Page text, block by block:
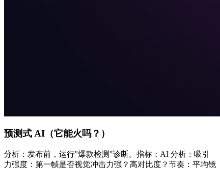
预测式 AI（它能火吗？）
分析：发布前，运行"爆款检测"诊断。指标：AI 分析：吸引
力强度：第一帧是否视觉冲击力强？高对比度？节奏：平均镜